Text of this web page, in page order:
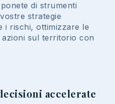
di strumenti
strategie
i rischi, ottimizzare le
sul territorio con
accelerate